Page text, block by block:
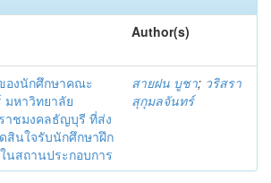
Author(s)
งนักศึกษาคณะ
หาวิทยาลัย
าชมงคลธัญบุรี ที่ส่ง
สินใจรับนักศึกษาฝึก
นสถานประกอบการ
สายฝน บูชา; วริสรา
สุกุมลจันทร์